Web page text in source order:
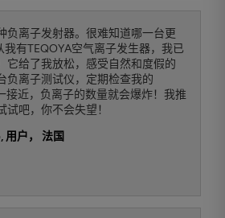
负离子发射器。很难知道哪一台更
我有TEQOYA空气离子发生器，我已
它给了我放松，感受自然和度假的
负离子测试仪，定期检查我的
接近，负离子的数量就会爆炸！我推
试吧，你不会失望！
, 用户， 法国